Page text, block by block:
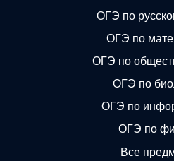
ОГЭ по
ОГЭ по
ОГЭ по
ОГЭ по
ОГЭ по
ОГЭ по
Все